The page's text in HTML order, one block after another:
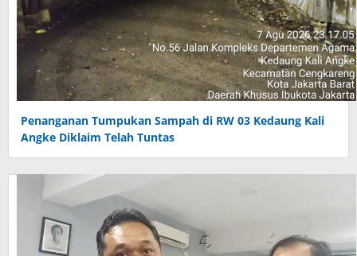
Penanganan Tumpukan Sampah di RW 03 Kedaung Kali
Angke Diklaim Telah Tuntas